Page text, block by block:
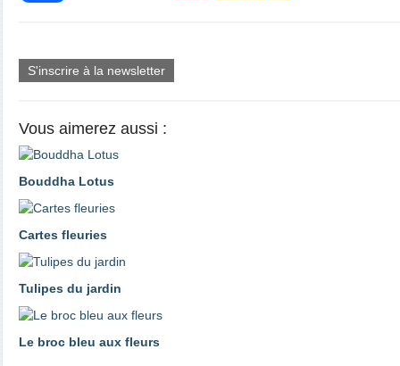
S'inscrire à la newsletter
Vous aimerez aussi :
Bouddha Lotus
Cartes fleuries
Tulipes du jardin
Le broc bleu aux fleurs